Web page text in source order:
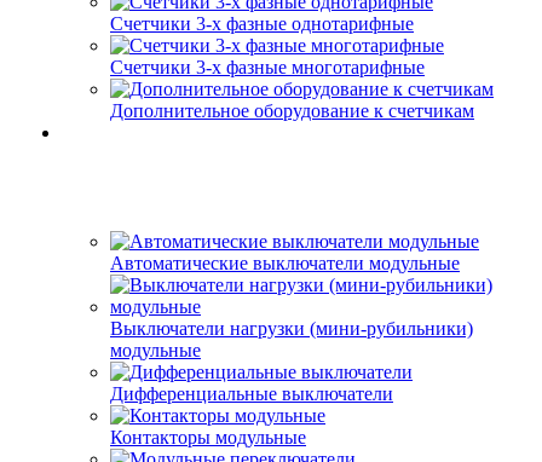
Счетчики 3-х фазные однотарифные
Счетчики 3-х фазные многотарифные
Дополнительное оборудование к счетчикам
Автоматические выключатели модульные
Выключатели нагрузки (мини-рубильники)
модульные
Дифференциальные выключатели
Контакторы модульные